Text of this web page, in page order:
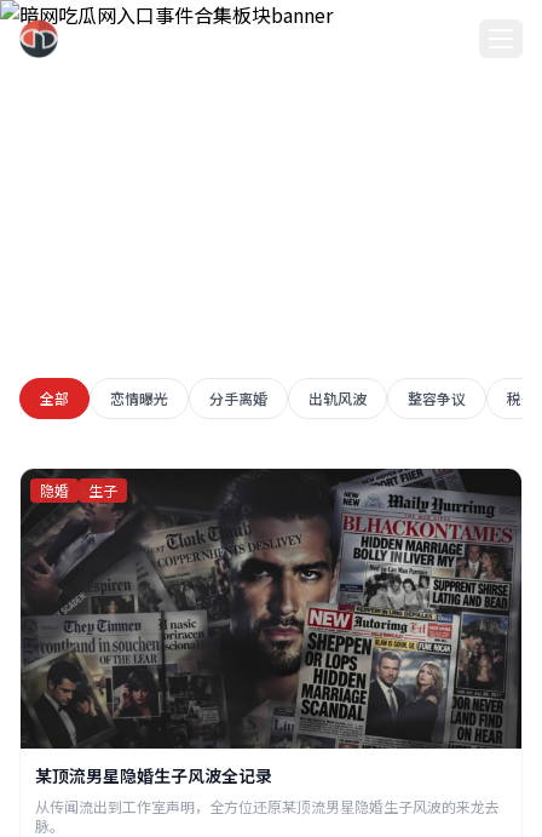
暗网吃瓜网入口深度整理各大明星事件合集，完整追踪事件来龙去
全部 恋情曝光 分手离婚 出轨风波 整容争议 税务
隐婚 生子
某顶流男星隐婚生子风波全记录
从传闻流出到工作室声明，全方位还原某顶流男星隐婚生子风波的来龙去
脉。